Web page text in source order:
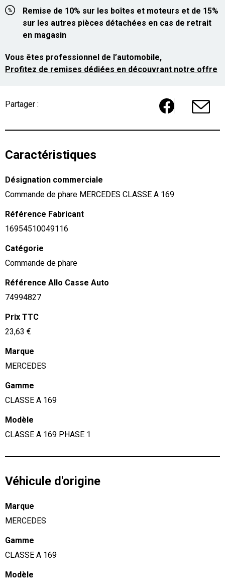
Remise de 10% sur les boîtes et moteurs et de 15%
sur les autres pièces détachées en cas de retrait
en magasin
Vous êtes professionnel de l’automobile,
Profitez de remises dédiées en découvrant notre offre
Partager :
Caractéristiques
Désignation commerciale
Commande de phare MERCEDES CLASSE A 169
Référence Fabricant
16954510049116
Catégorie
Commande de phare
Référence Allo Casse Auto
74994827
Prix TTC
23,63 €
Marque
MERCEDES
Gamme
CLASSE A 169
Modèle
CLASSE A 169 PHASE 1
Véhicule d'origine
Marque
MERCEDES
Gamme
CLASSE A 169
Modèle